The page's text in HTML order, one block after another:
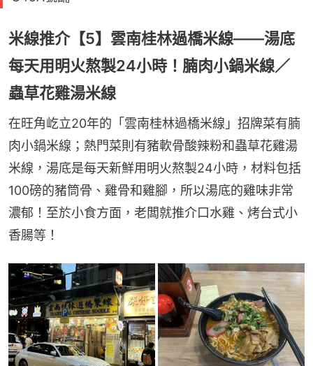
米線推介【5】雲南桂林過橋米線——湯底
每天用明火熬製24小時！腩肉小鍋米線／
蟲草花雞湯米線
在旺角屹立20年的「雲南桂林過橋米線」招牌菜有腩
肉小鍋米線；熱門菜則有豬軟骨酸辣粉和蟲草花雞湯
米線，湯底是每天新鮮用明火熬製24小時，材料包括
100磅的豬筒骨、雞骨和雞腳，所以湯底的雞味非常
濃郁！至於小食方面，老闆就推介口水雞、烤台式小
香腸等！